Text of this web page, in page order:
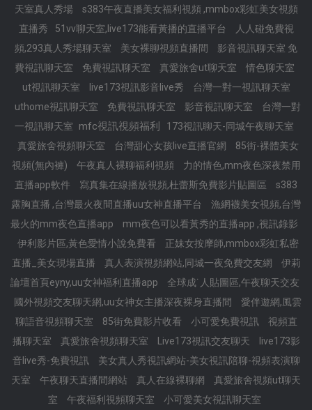
天室真人秀場
s383午夜直播美女福利視頻 ,mmbox彩虹美女視頻
直播秀
51vv聊天室,live173能看黃播的直播平台
人人碰免費視
頻,293真人秀場聊天室
美女裸聊視頻直播間
影音視訊聊天室 免
費視訊聊天室
免費視訊聊天室 真愛旅舍ut聊天室
情色聊天室
ut視訊聊天室
live173視訊影音live秀
台灣一對一視訊聊天室
uthome視訊聊天室
免費視訊聊天室 影音視訊聊天室
台灣一對
一視訊聊天室
mfc視訊視頻福利
173視訊聊天-同城午夜聊天室
真愛旅舍視頻聊天室
台灣甜心女孩live直播官網
85街-裸體美女
視頻(無內褲)
午夜真人裸聊福利視頻
力的情色,mm夜色深夜禁用
直播app軟件
寫真集在線播放視頻,杜蕾斯免費影片貼圖區
s383
露胸直播 ,台灣最火夜間直播uu女神直播平台
漁網襪美女視頻,台灣
最火的mm夜色直播app
mm夜色可以看黃秀的直播app ,視訊錄影
伊利影片區,黃色愛情小說免費看
正妹女按摩師,mmbox彩虹私密
直播_美女現場直播
真人表演視頻網站,同城一夜免費交友網
伊莉
論壇首頁eyny,uu女神福利直播app
全球成˙人貼圖區,午夜聊天交友
國外視頻交友聊天網,uu女神女主播深夜裸身直播間
愛伴遊網,風雲
聊語音視頻聊天室
85街免費影片收看 小可愛免費視訊
視頻直
播聊天室
真愛旅舍視頻聊天室 Live173視訊交友聊天
live173影
音live秀-免費視訊
美女真人秀視訊網站-美女視訊陪聊-視頻表演聊
天室
午夜聊天直播間網站 真人在線裸聊網
真愛旅舍視頻ut聊天
室
午夜福利視頻聊天室 小可愛美女視訊聊天室